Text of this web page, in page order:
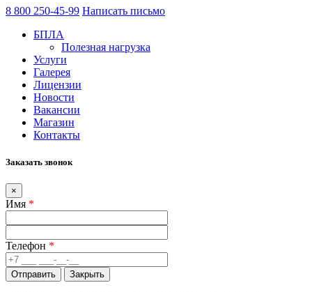
8 800 250-45-99 Написать письмо
БПЛА
Полезная нагрузка
Услуги
Галерея
Лицензии
Новости
Вакансии
Магазин
Контакты
Заказать звонок
×
Имя *
Телефон *
Закрыть